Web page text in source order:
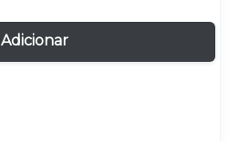
Adicionar